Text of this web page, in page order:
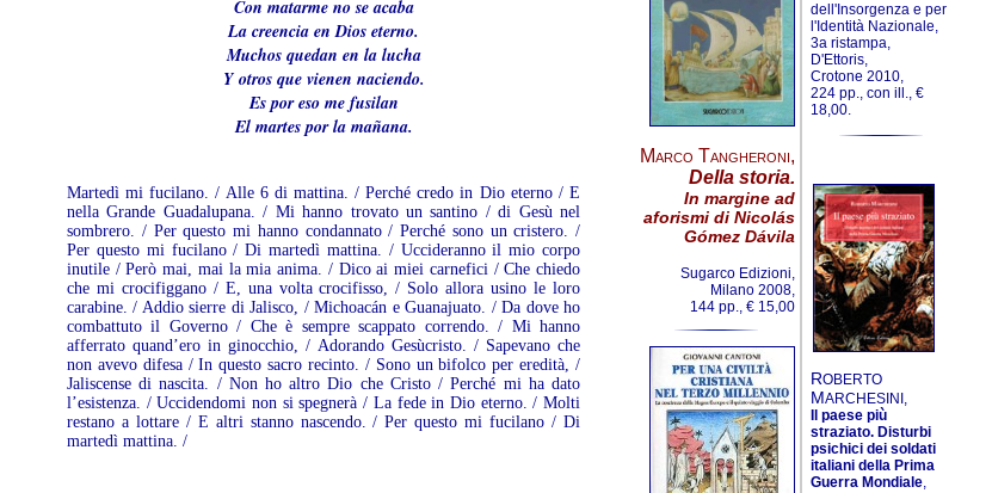
Con matarme no se acaba
La creencia en Dios eterno.
Muchos quedan en la lucha
Y otros que vienen naciendo.
Es por eso me fusilan
El martes por la mañana.
Martedì mi fucilano. / Alle 6 di mattina. / Perché credo in Dio eterno / E
nella Grande Guadalupana. / Mi hanno trovato un santino / di Gesù nel
sombrero. / Per questo mi hanno condannato / Perché sono un cristero. /
Per questo mi fucilano / Di martedì mattina. / Uccideranno il mio corpo
inutile / Però mai, mai la mia anima. / Dico ai miei carnefici / Che chiedo
che mi crocifiggano / E, una volta crocifisso, / Solo allora usino le loro
carabine. / Addio sierre di Jalisco, / Michoacán e Guanajuato. / Da dove ho
combattuto il Governo / Che è sempre scappato correndo. / Mi hanno
afferrato quand’ero in ginocchio, / Adorando Gesùcristo. / Sapevano che
non avevo difesa / In questo sacro recinto. / Sono un bifolco per eredità, /
Jaliscense di nascita. / Non ho altro Dio che Cristo / Perché mi ha dato
l’esistenza. / Uccidendomi non si spegnerà / La fede in Dio eterno. / Molti
restano a lottare / E altri stanno nascendo. / Per questo mi fucilano / Di
martedì mattina. /
Marco Tangheroni,
Della storia.
In margine ad
aforismi di Nicolás
Gómez Dávila
Sugarco Edizioni,
Milano 2008,
144 pp., € 15,00
dell'Insorgenza e per
l'Identità Nazionale,
3a ristampa,
D'Ettoris,
Crotone 2010,
224 pp., con ill., €
18,00.
ROBERTO
MARCHESINI,
Il paese più
straziato. Disturbi
psichici dei soldati
italiani della Prima
Guerra Mondiale,